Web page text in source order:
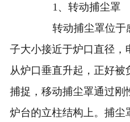
1、转动捕尘罩
转动捕尘罩位于
子大小接近于炉口直径，
从炉口垂直升起，正好
捕捉，移动捕尘罩通过刚
炉台的立柱结构上。捕尘